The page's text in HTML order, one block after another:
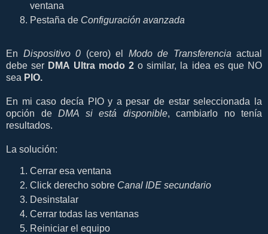
ventana
Pestaña de Configuración avanzada
En Dispositivo 0 (cero) el Modo de Transferencia actual
debe ser DMA Ultra modo 2o similar, la idea es que NO
sea PIO.
En mi caso decía PIO y a pesar de estar seleccionada la
opción de DMA si está disponible, cambiarlo no tenía
resultados.
La solución:
Cerrar esa ventana
Click derecho sobre Canal IDE secundario
Desinstalar
Cerrar todas las ventanas
Reiniciar el equipo